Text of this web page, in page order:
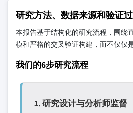
研究方法、数据来源和验证
本报告基于结构化的研究流程，围绕
模和严格的交叉验证构建，而不仅仅
我们的6步研究流程
1. 研究设计与分析师监督